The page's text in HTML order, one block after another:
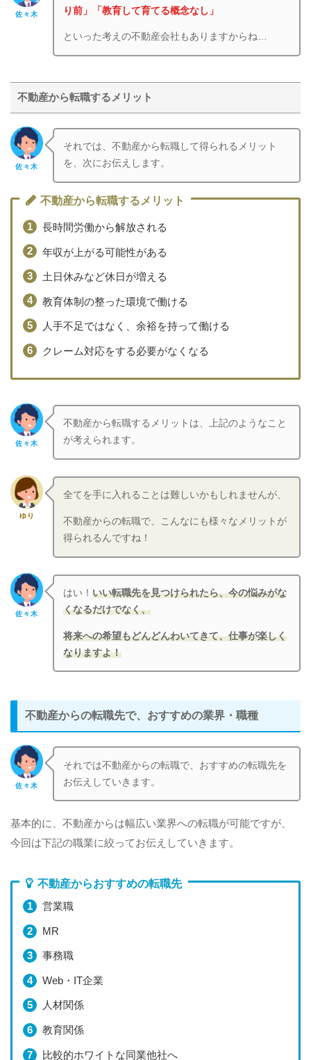
佐々木
り前」「教育して育てる概念なし」
といった考えの不動産会社もありますからね…
不動産から転職するメリット
佐々木
それでは、不動産から転職して得られるメリット
を、次にお伝えします。
不動産から転職するメリット
長時間労働から解放される
年収が上がる可能性がある
土日休みなど休日が増える
教育体制の整った環境で働ける
人手不足ではなく、余裕を持って働ける
クレーム対応をする必要がなくなる
佐々木
不動産から転職するメリットは、上記のようなこと
が考えられます。
ゆり
全てを手に入れることは難しいかもしれませんが、
不動産からの転職で、こんなにも様々なメリットが
得られるんですね！
佐々木
はい！いい転職先を見つけられたら、今の悩みがな
くなるだけでなく、
将来への希望もどんどんわいてきて、仕事が楽しく
なりますよ！
不動産からの転職先で、おすすめの業界・職種
佐々木
それでは不動産からの転職で、おすすめの転職先を
お伝えしていきます。
基本的に、不動産からは幅広い業界への転職が可能ですが、
今回は下記の職業に絞ってお伝えしていきます。
不動産からおすすめの転職先
営業職
MR
事務職
Web・IT企業
人材関係
教育関係
比較的ホワイトな同業他社へ